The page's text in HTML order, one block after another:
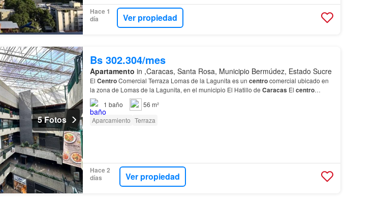
Hace 1
día
Ver propiedad
5 Fotos
Bs 302.304/mes
Apartamento in ,Caracas, Santa Rosa, Municipio Bermúdez, Estado Sucre
El CentroComercial Terraza Lomas de la Lagunita es un centrocomercial ubicado en
la zona de Lomas de la Lagunita, en el municipio El Hatillo de Caracas El centro
comercial ofrece una
1 baño
56 m²
Aparcamiento Terraza
Hace 2
días
Ver propiedad